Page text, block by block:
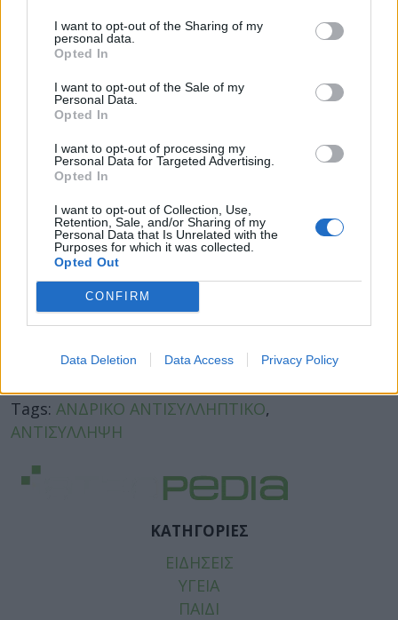
I want to opt-out of the Sharing of my
personal data.
Opted In
I want to opt-out of the Sale of my
Personal Data.
Opted In
I want to opt-out of processing my
Personal Data for Targeted Advertising.
Opted In
I want to opt-out of Collection, Use,
Retention, Sale, and/or Sharing of my
Personal Data that Is Unrelated with the
Purposes for which it was collected.
Opted Out
CONFIRM
Data Deletion Data Access Privacy Policy
τρόπο. Έτσι, νομίζω, ανοίγει πραγματικά τις
προοπτικές ότι μπορούμε να έχουμε κάποιες δοκιμές
σε ανθρώπους».
Πηγή:https://www.bbc.com
ΔΙΑΒΑΣΤΕ ΕΠΙΣΗΣ
Πότε τα αντισυλληπτικά χάπια μπορούν να
εκτοξεύσουν τον κίνδυνο θρόμβωσης
Αντισύλληψη: Τι πρέπει να γνωρίζουμε για
τα αντισυλληπτικά και άλλες βασικές
μεθόδους
φωτό: iStock
Facebook
Twitter
Tags: ΑΝΔΡΙΚΟ ΑΝΤΙΣΥΛΛΗΠΤΙΚΟ,
ΑΝΤΙΣΥΛΛΗΨΗ
ΚΑΤΗΓΟΡΙΕΣ
ΕΙΔΗΣΕΙΣ
ΥΓΕΙΑ
ΠΑΙΔΙ